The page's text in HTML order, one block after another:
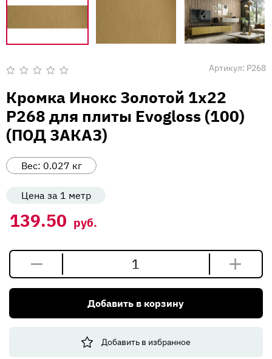
Вакансии
Напишите нам
Артикул: P268
0
из
Кромка Инокс Золотой 1х22
P268 для плиты Evogloss (100)
(ПОД ЗАКАЗ)
Вес: 0.027 кг
Цена за 1 метр
139.50 руб.
товара
Кромка
Золотой
Добавить в корзину
Добавить в избранное